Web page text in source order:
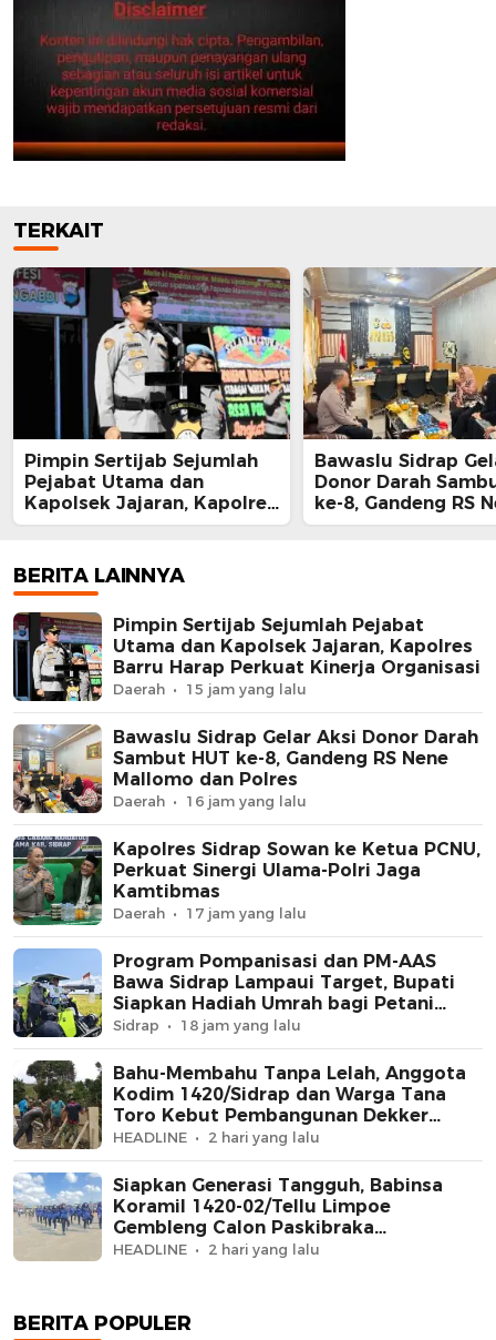
TERKAIT
Pimpin Sertijab Sejumlah
Pejabat Utama dan
Kapolsek Jajaran, Kapolres
Barru Harap Perkuat
Bawaslu Sidrap
Donor Darah
ke-8, Gandeng RS
Mallomo dan
BERITA LAINNYA
Pimpin Sertijab Sejumlah Pejabat
Utama dan Kapolsek Jajaran, Kapolres
Barru Harap Perkuat Kinerja Organisasi
Daerah 15 jam yang lalu
Bawaslu Sidrap Gelar Aksi Donor Darah
Sambut HUT ke-8, Gandeng RS Nene
Mallomo dan Polres
Daerah 16 jam yang lalu
Kapolres Sidrap Sowan ke Ketua PCNU,
Perkuat Sinergi Ulama-Polri Jaga
Kamtibmas
Daerah 17 jam yang lalu
Program Pompanisasi dan PM-AAS
Bawa Sidrap Lampaui Target, Bupati
Siapkan Hadiah Umrah bagi Petani
Berprestasi
Sidrap 18 jam yang lalu
Bahu-Membahu Tanpa Lelah, Anggota
Kodim 1420/Sidrap dan Warga Tana
Toro Kebut Pembangunan Dekker
Jembatan Beton
HEADLINE 2 hari yang lalu
Siapkan Generasi Tangguh, Babinsa
Koramil 1420-02/Tellu Limpoe
Gembleng Calon Paskibraka
Kecamatan
HEADLINE 2 hari yang lalu
BERITA POPULER